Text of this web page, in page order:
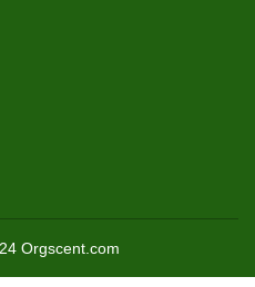
Orgscent.com